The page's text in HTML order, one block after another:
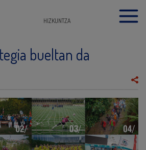
HIZKUNTZA
bueltan da